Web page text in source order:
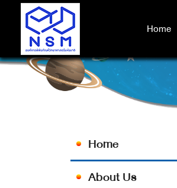
Home
Home
Home
About Us